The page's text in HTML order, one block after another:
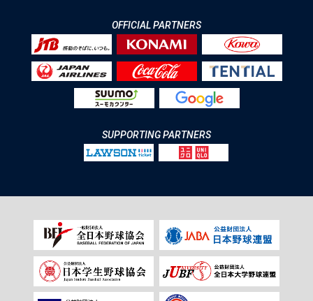
OFFICIAL PARTNERS
SUPPORTING PARTNERS